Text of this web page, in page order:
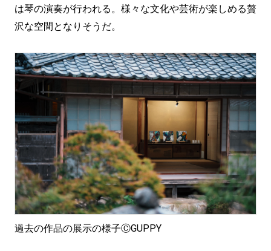
は琴の演奏が行われる。様々な文化や芸術が楽しめる贅
沢な空間となりそうだ。
過去の作品の展示の様子ⒸGUPPY